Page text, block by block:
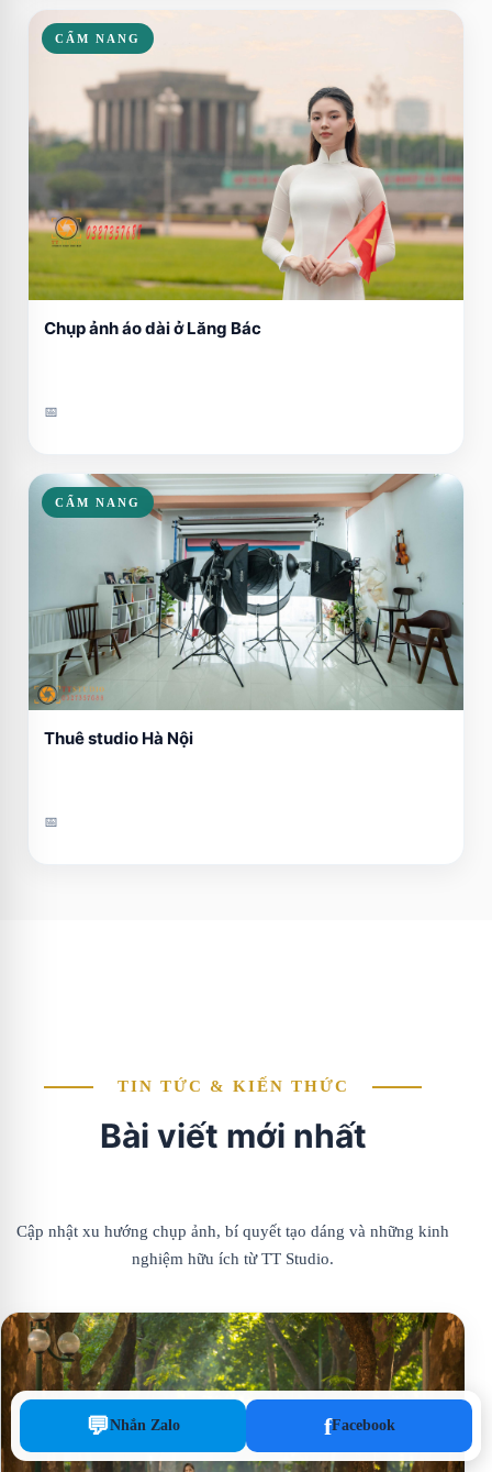
CẨM NANG
Chụp ảnh áo dài ở Lăng Bác
📅
CẨM NANG
Thuê studio Hà Nội
📅
TIN TỨC & KIẾN THỨC
Bài viết mới nhất
Cập nhật xu hướng chụp ảnh, bí quyết tạo dáng và những kinh
nghiệm hữu ích từ TT Studio.
💬Nhắn Zalo fFacebook